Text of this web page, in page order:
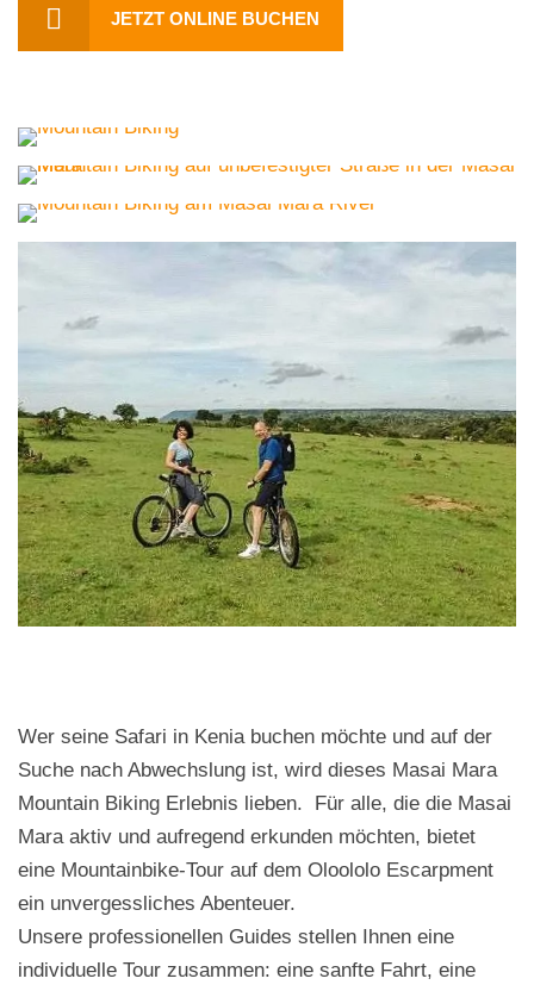
JETZT ONLINE BUCHEN
Wer seine Safari in Kenia buchen möchte und auf der
Suche nach Abwechslung ist, wird dieses Masai Mara
Mountain Biking Erlebnis lieben. Für alle, die die Masai
Mara aktiv und aufregend erkunden möchten, bietet
eine Mountainbike-Tour auf dem Oloololo Escarpment
ein unvergessliches Abenteuer.
Unsere professionellen Guides stellen Ihnen eine
individuelle Tour zusammen: eine sanfte Fahrt, eine